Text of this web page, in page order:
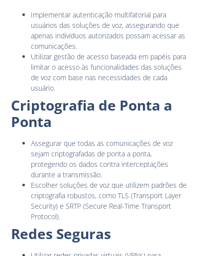
Implementar autenticação multifatorial para
usuários das soluções de voz, assegurando que
apenas indivíduos autorizados possam acessar as
comunicações.
Utilizar gestão de acesso baseada em papéis para
limitar o acesso às funcionalidades das soluções
de voz com base nas necessidades de cada
usuário.
Criptografia de Ponta a
Ponta
Assegurar que todas as comunicações de voz
sejam criptografadas de ponta a ponta,
protegendo os dados contra interceptações
durante a transmissão.
Escolher soluções de voz que utilizem padrões de
criptografia robustos, como TLS (Transport Layer
Security) e SRTP (Secure Real-Time Transport
Protocol).
Redes Seguras